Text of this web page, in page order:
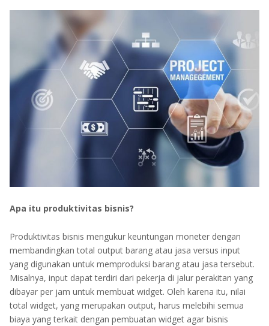
Apa itu produktivitas bisnis?
Produktivitas bisnis mengukur keuntungan moneter dengan
membandingkan total output barang atau jasa versus input
yang digunakan untuk memproduksi barang atau jasa tersebut.
Misalnya, input dapat terdiri dari pekerja di jalur perakitan yang
dibayar per jam untuk membuat widget. Oleh karena itu, nilai
total widget, yang merupakan output, harus melebihi semua
biaya yang terkait dengan pembuatan widget agar bisnis